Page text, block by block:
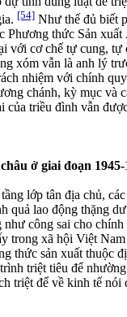
[54] Như thế đủ biết
Phương thức Sản
với cơ chế tự cung,
xóm vẫn là anh lý
nhiệm với chính
chánh, kỳ mục và
của triều đình vẫn
ở giai đoạn 1945-
lớp tân địa chủ,
quả lao động thặng
công sai cho
trong xã hội Việt
thức sản xuất thuộc
triệt tiêu để
triệt để về kinh tế